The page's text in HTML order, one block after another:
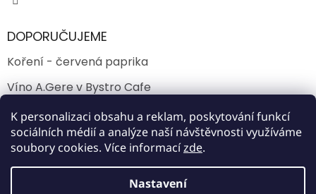
K personalizaci obsahu a reklam, poskytování funkcí
sociálních médií a analýze naší návštěvnosti využíváme
soubory cookies. Více informacízde.
Nastavení
DOPORUČUJEME
Koření - červená paprika
Víno A.Gere v Bystro Cafe
Jak chutná víno Kopar ve Villányi?